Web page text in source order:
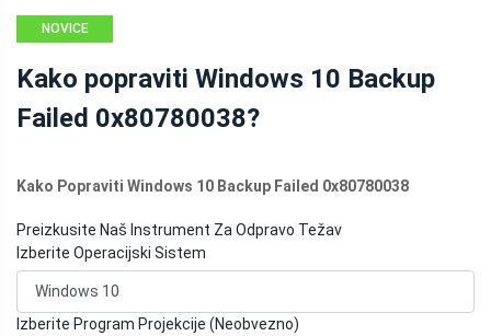
NOVICE
Kako popraviti Windows 10 Backup
Failed 0x80780038?
Kako Popraviti Windows 10 Backup Failed 0x80780038
Preizkusite Naš Instrument Za Odpravo Težav
Izberite Operacijski Sistem
Izberite Program Projekcije (Neobvezno)